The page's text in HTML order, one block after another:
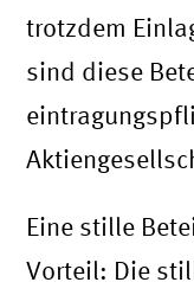
trotzdem
sind diese
Eine stille
Vorteil: Die